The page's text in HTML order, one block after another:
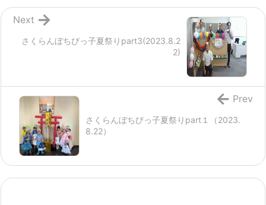
さくらんぼちびっ子夏祭りpart3(2023.8.2
2)
Next
さくらんぼちびっ子夏祭りpart１（2023.
8.22）
Prev